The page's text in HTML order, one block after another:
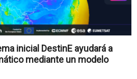
inicial DestinE ayudará a
mediante un modelo